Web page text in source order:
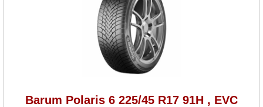
Barum Polaris 6 225/45 R17 91H , EVC